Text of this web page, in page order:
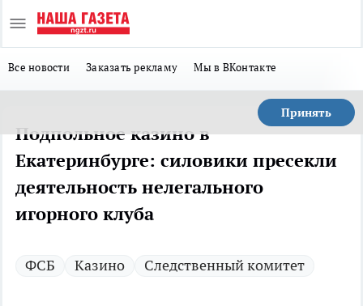
Все новости Заказать рекламу Мы в ВКонтакте
Принять
Подпольное казино в
Екатеринбурге: силовики пресекли
деятельность нелегального
игорного клуба
ФСБ Казино Следственный комитет